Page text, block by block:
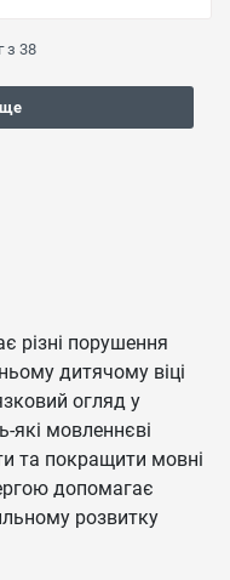
з 38
ще
різні порушення
дитячому віці
огляд у
які мовленнєві
та покращити мовні
допомагає
розвитку